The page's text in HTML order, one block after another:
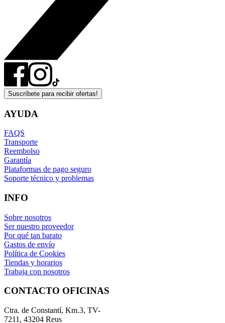
Suscríbete para recibir ofertas!
AYUDA
FAQS
Transporte
Reembolso
Garantía
Plataformas de pago seguro
Soporte técnico y problemas
INFO
Sobre nosotros
Ser nuestro proveedor
Por qué tan barato
Gastos de envío
Política de Cookies
Tiendas y horarios
Trabaja con nosotros
CONTACTO OFICINAS
Ctra. de Constantí, Km.3, TV-
7211, 43204 Reus